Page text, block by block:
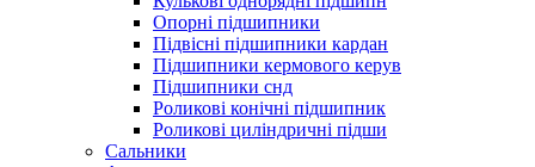
Опорні підшипники
Підвісні підшипники кардан
Підшипники кермового керув
Підшипники снд
Роликові конічні підшипник
Роликові циліндричні підши
Сальники